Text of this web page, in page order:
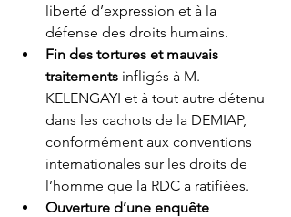
liberté d’expression et à la
défense des droits humains.
Fin des tortures et mauvais
traitements infligés à M.
KELENGAYI et à tout autre détenu
dans les cachots de la DEMIAP,
conformément aux conventions
internationales sur les droits de
l’homme que la RDC a ratifiées.
Ouverture d’une enquête